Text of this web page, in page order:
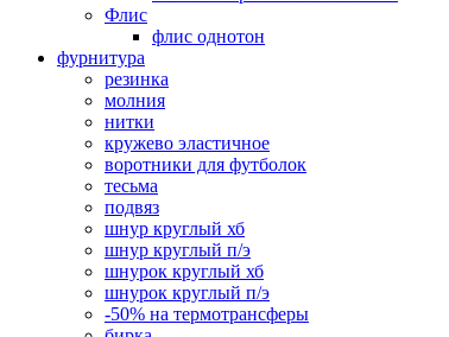
Флис
флис однотон
фурнитура
резинка
молния
нитки
кружево эластичное
воротники для футболок
тесьма
подвяз
шнур круглый хб
шнур круглый п/э
шнурок круглый хб
шнурок круглый п/э
-50% на термотрансферы